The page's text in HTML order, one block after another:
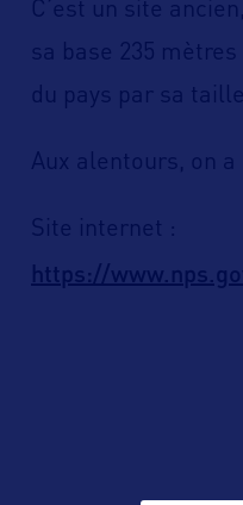
C’est un site
sa base 235
du pays par sa
Aux alentours, on
Site internet :
https://